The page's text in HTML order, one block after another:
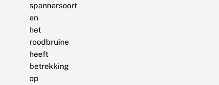
spannersoort
en
het
roodbruine
heeft
betrekking
op